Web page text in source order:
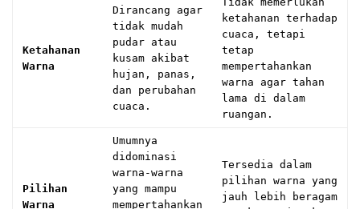
Ketahanan
Warna
Dirancang agar
tidak mudah
pudar atau
kusam akibat
hujan, panas,
dan perubahan
cuaca.
ketahanan terhadap
cuaca, tetapi
tetap
mempertahankan
warna agar tahan
lama di dalam
ruangan.
Pilihan
Warna
Umumnya
didominasi
warna-warna
yang mampu
mempertahankan
Tersedia dalam
pilihan warna yang
jauh lebih beragam